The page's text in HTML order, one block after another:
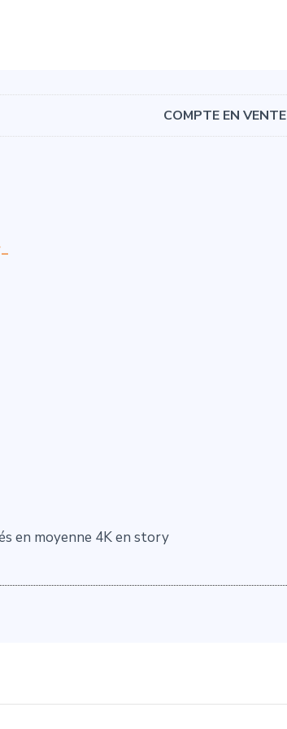
COMPTE EN VENTE
en moyenne 4K en story